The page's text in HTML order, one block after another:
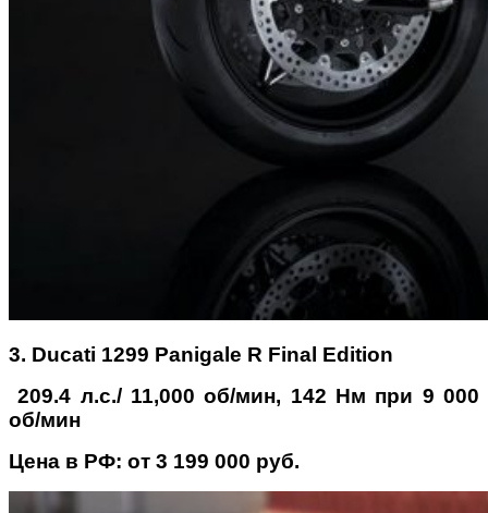
3. Ducati 1299 Panigale R Final Edition
209.4 л.с./ 11,000 об/мин, 142 Нм при 9 000
об/мин
Цена в РФ: от 3 199 000 руб.